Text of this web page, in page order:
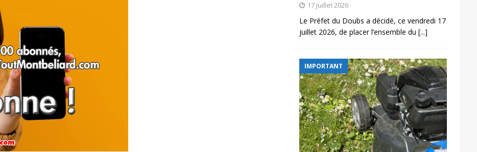
17 juillet 2026
Le Préfet du Doubs a décidé, ce vendredi 17
juillet 2026, de placer l’ensemble du [...]
IMPORTANT